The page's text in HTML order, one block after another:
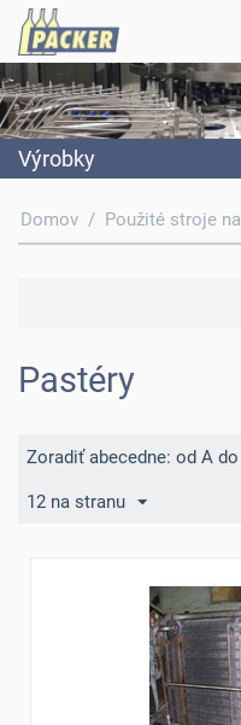
Výrobky
Domov / Použité stroje
Pastéry
Zoradiť abecedne: od A
12 na stranu